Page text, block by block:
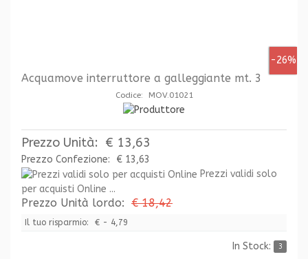
-26%
Acquamove interruttore a galleggiante mt. 3
Codice: MOV.01021
Prezzo Unità: € 13,63
Prezzo Confezione:
€ 13,63
Prezzi validi solo
per acquisti Online ...
Prezzo Unità lordo: € 18,42
Il tuo risparmio: € - 4,79
In Stock: 3